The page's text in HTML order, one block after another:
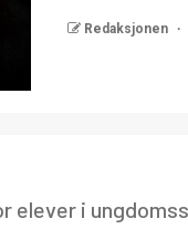
Redaksjonen
elever i